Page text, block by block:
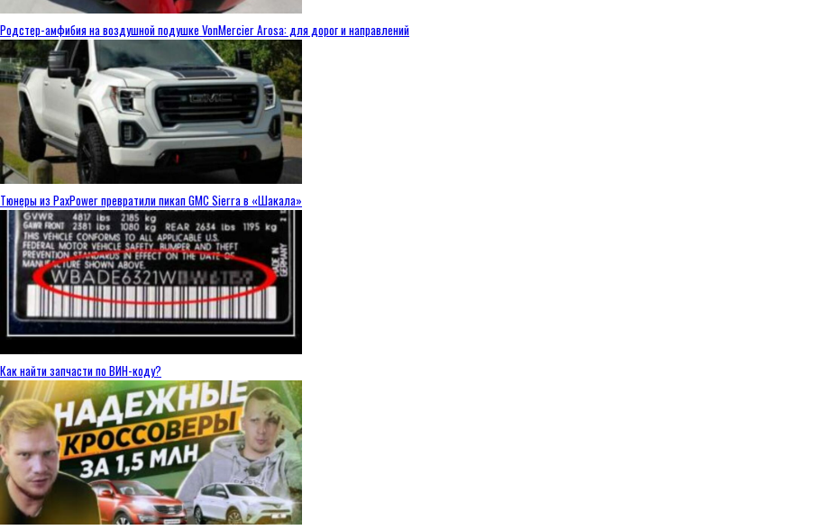
Родстер-амфибия на воздушной подушке VonMercier Arosa: для дорог и направлений
Тюнеры из PaxPower превратили пикап GMC Sierra в «Шакала»
Как найти запчасти по ВИН-коду?